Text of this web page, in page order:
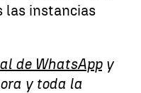
las instancias
de WhatsAppy
y toda la